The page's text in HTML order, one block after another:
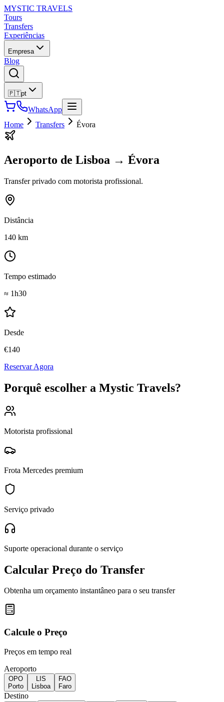
MYSTIC TRAVELS
Tours
Transfers
Experiências
Empresa
Blog
🇵🇹pt
WhatsApp
Home
Transfers Évora
Aeroporto de Lisboa → Évora
Transfer privado com motorista profissional.
Distância
140 km
Tempo estimado
≈ 1h30
Desde
€140
Reservar Agora
Porquê escolher a Mystic Travels?
Motorista profissional
Frota Mercedes premium
Serviço privado
Suporte operacional durante o serviço
Calcular Preço do Transfer
Obtenha um orçamento instantâneo para o seu transfer
Calcule o Preço
Preços em tempo real
Aeroporto
OPO
Porto
LIS
Lisboa
FAO
Faro
Destino